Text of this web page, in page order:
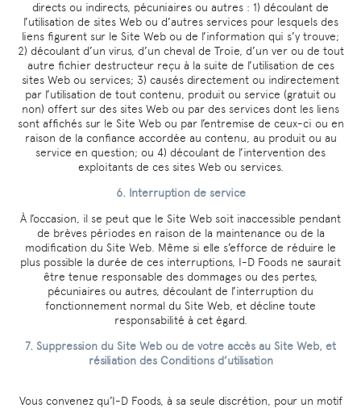
directs ou indirects, pécuniaires ou autres : 1) découlant de
l’utilisation de sites Web ou d’autres services pour lesquels des
liens figurent sur le Site Web ou de l’information qui s’y trouve;
2) découlant d’un virus, d’un cheval de Troie, d’un ver ou de tout
autre fichier destructeur reçu à la suite de l’utilisation de ces
sites Web ou services; 3) causés directement ou indirectement
par l’utilisation de tout contenu, produit ou service (gratuit ou
non) offert sur des sites Web ou par des services dont les liens
sont affichés sur le Site Web ou par l’entremise de ceux-ci ou en
raison de la confiance accordée au contenu, au produit ou au
service en question; ou 4) découlant de l’intervention des
exploitants de ces sites Web ou services.
6. Interruption de service
À l’occasion, il se peut que le Site Web soit inaccessible pendant
de brèves périodes en raison de la maintenance ou de la
modification du Site Web. Même si elle s’efforce de réduire le
plus possible la durée de ces interruptions, I-D Foods ne saurait
être tenue responsable des dommages ou des pertes,
pécuniaires ou autres, découlant de l’interruption du
fonctionnement normal du Site Web, et décline toute
responsabilité à cet égard.
7. Suppression du Site Web ou de votre accès au Site Web, et
résiliation des Conditions d’utilisation
Vous convenez qu’I-D Foods, à sa seule discrétion, pour un motif